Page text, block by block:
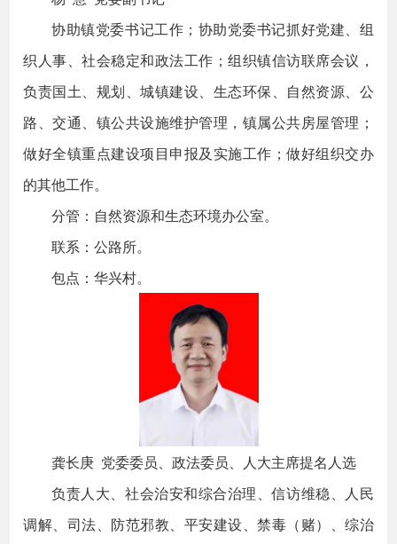
协助镇党委书记工作；协助党委书记抓好党建、组
织人事、社会稳定和政法工作；组织镇信访联席会议，
负责国土、规划、城镇建设、生态环保、自然资源、公
路、交通、镇公共设施维护管理，镇属公共房屋管理；
做好全镇重点建设项目申报及实施工作；做好组织交办
的其他工作。
分管：自然资源和生态环境办公室。
联系：公路所。
包点：华兴村。
龚长庚 党委委员、政法委员、人大主席提名人选
负责人大、社会治安和综合治理、信访维稳、人民
调解、司法、防范邪教、平安建设、禁毒（赌）、综治